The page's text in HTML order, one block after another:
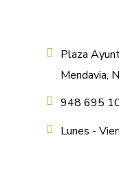
Plaza
Mendavia,
948 695
Lunes -